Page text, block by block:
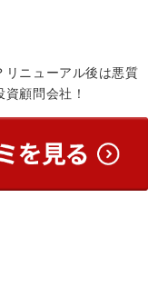
リニューアル後は悪質
顧問会社！